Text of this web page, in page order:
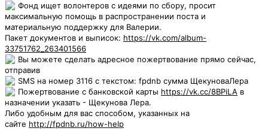
Фонд ищет волонтеров с идеями по сбору, просит
максимальную помощь в распространении поста и
материальную поддержку для Валерии.
Пакет документов и выписок: https://vk.com/album-
33751762_263401566
Вы можете сделать адресное пожертвование прямо сейчас,
отправив
SMS на номер 3116 с текстом: fpdnb cумма ЩекуноваЛера
Пожертвование с банковской карты https://vk.cc/8BPiLA в
назначении указать - Щекунова Лера.
Либо удобным для вас способом, указанных на
сайте http://fpdnb.ru/how-help